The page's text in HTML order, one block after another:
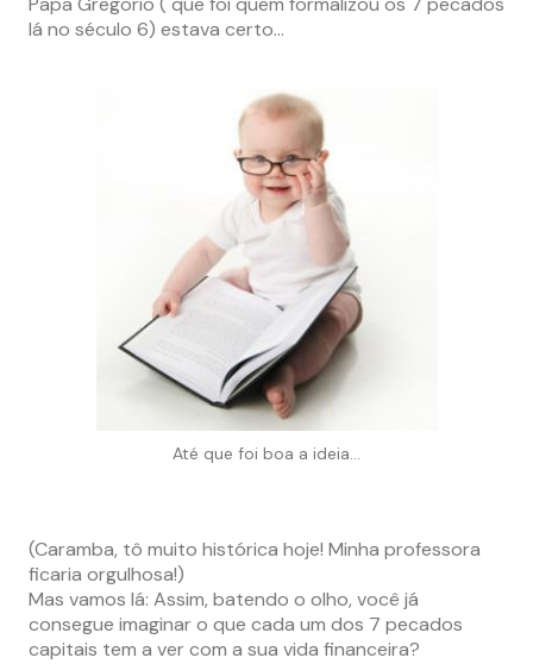
lá no século 6) estava certo…
Até que foi boa a ideia…
(Caramba, tô muito histórica hoje! Minha professora
ficaria orgulhosa!)
Mas vamos lá: Assim, batendo o olho, você já
consegue imaginar o que cada um dos 7 pecados
capitais tem a ver com a sua vida financeira?